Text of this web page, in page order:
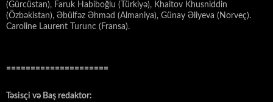
(Gürcüstan), Faruk Habiboğlu (Türkiyə), Khaitov Khusniddin
(Özbəkistan), Əbülfəz Əhməd (Almaniya), Günay Əliyeva (Norveç).
Caroline Laurent Turunc (Fransa).
=====================
Təsisçi və Baş redaktor: